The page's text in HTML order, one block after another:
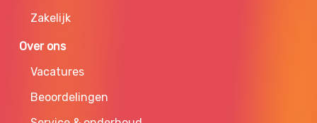
Zakelijk
Over ons
Vacatures
Beoordelingen